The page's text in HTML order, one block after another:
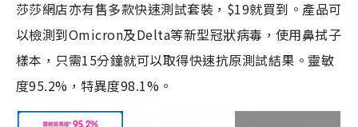
莎莎網店亦有售多款快速測試套裝，$19就買到。產品可
以檢測到Omicron及Delta等新型冠狀病毒，使用鼻拭子
樣本，只需15分鐘就可以取得快速抗原測試結果。靈敏
度95.2%，特異度98.1%。